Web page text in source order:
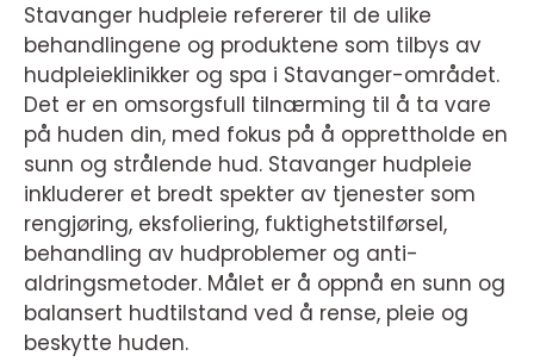
Stavanger hudpleie refererer til de ulike
behandlingene og produktene som tilbys av
hudpleieklinikker og spa i Stavanger-området.
Det er en omsorgsfull tilnærming til å ta vare
på huden din, med fokus på å opprettholde en
sunn og strålende hud. Stavanger hudpleie
inkluderer et bredt spekter av tjenester som
rengjøring, eksfoliering, fuktighetstilførsel,
behandling av hudproblemer og anti-
aldringsmetoder. Målet er å oppnå en sunn og
balansert hudtilstand ved å rense, pleie og
beskytte huden.